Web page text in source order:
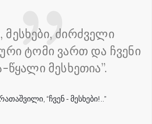
მესხები, ძირძველი
ტომი ვართ და ჩვენი
წყალი მესხეთია”.
“ᲩᲕᲔᲜ - ᲛᲔᲡᲮᲔᲑᲘ!..”